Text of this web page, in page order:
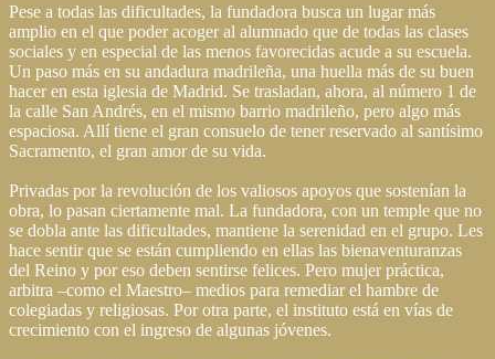
Pese a todas las dificultades, la fundadora busca un lugar más
amplio en el que poder acoger al alumnado que de todas las clases
sociales y en especial de las menos favorecidas acude a su escuela.
Un paso más en su andadura madrileña, una huella más de su buen
hacer en esta iglesia de Madrid. Se trasladan, ahora, al número 1 de
la calle San Andrés, en el mismo barrio madrileño, pero algo más
espaciosa. Allí tiene el gran consuelo de tener reservado al santísimo
Sacramento, el gran amor de su vida.
Privadas por la revolución de los valiosos apoyos que sostenían la
obra, lo pasan ciertamente mal. La fundadora, con un temple que no
se dobla ante las dificultades, mantiene la serenidad en el grupo. Les
hace sentir que se están cumpliendo en ellas las bienaventuranzas
del Reino y por eso deben sentirse felices. Pero mujer práctica,
arbitra –como el Maestro– medios para remediar el hambre de
colegiadas y religiosas. Por otra parte, el instituto está en vías de
crecimiento con el ingreso de algunas jóvenes.